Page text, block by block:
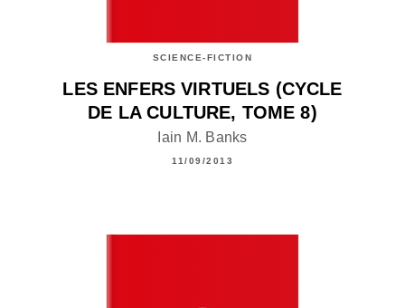
SCIENCE-FICTION
LES ENFERS VIRTUELS (CYCLE
DE LA CULTURE, TOME 8)
Iain M. Banks
11/09/2013